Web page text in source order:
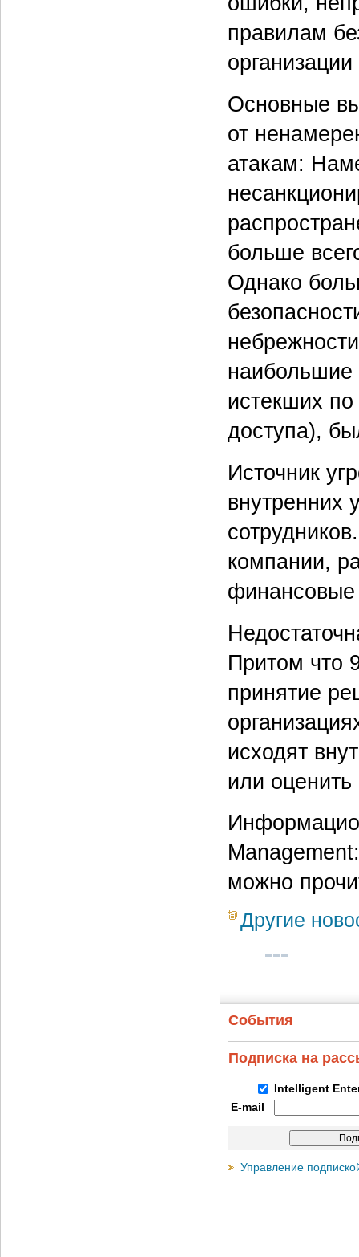
правилам
Основные
от
атакам:
больше
Однако
наибольшие
истекших
доступа),
Источник
внутренних
компании,
Притом что
принятие
исходят
или
можно
Другие
События
Подписка на
Intelligent
E-mail
Управление